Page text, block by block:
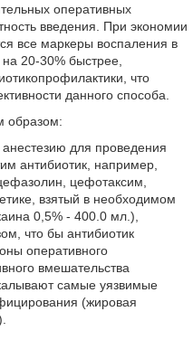
оперативных
введения. При экономии
все маркеры воспаления в
20-30% быстрее,
что
данного способа.
образом:
для проведения
антибиотик, например,
цефотаксим,
взятый в необходимом
0,5% - 400.0 мл.),
что бы антибиотик
оперативного
вмешательства
самые уязвимые
(жировая